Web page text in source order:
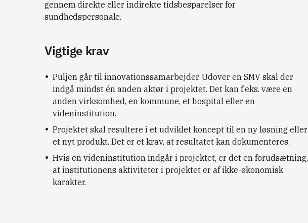
gennem direkte eller indirekte tidsbesparelser for
sundhedspersonale.
Vigtige krav
Puljen går til innovationssamarbejder. Udover en SMV skal der
indgå mindst én anden aktør i projektet. Det kan f.eks. være en
anden virksomhed, en kommune, et hospital eller en
videninstitution.
Projektet skal resultere i et udviklet koncept til en ny løsning eller
et nyt produkt. Det er et krav, at resultatet kan dokumenteres.
Hvis en videninstitution indgår i projektet, er det en forudsætning,
at institutionens aktiviteter i projektet er af ikke-økonomisk
karakter.